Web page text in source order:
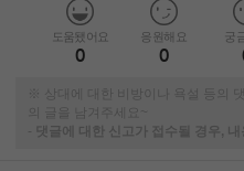
도움됐어요
0
응원해요
0
궁
※ 상대에 대한 비방이나 욕설 등의
의 글을 남겨주세요~
-
댓글에 대한 신고가 접수될 경우,